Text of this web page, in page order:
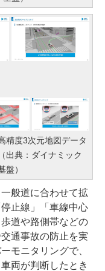
精度3次元地図データ
出典：ダイナミック
盤）
般道に合わせて拡
止線」「車線中心
道や路側帯などの
通事故の防止を実
モニタリングで、
両が判断したとき